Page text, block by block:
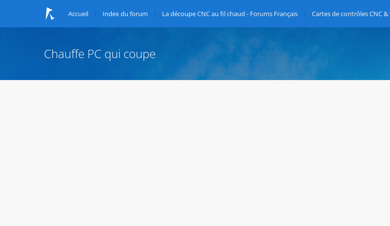
Accueil Index du forum La découpe CNC au fil chaud - Forums Français Cartes de contrôles CNC
Chauffe PC qui coupe